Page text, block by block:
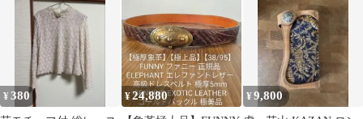
¥380 ¥24,880 ¥9,800